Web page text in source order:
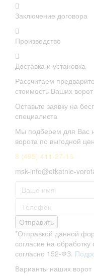
Заключение договора
Производство
Доставка и установка
Рассчитаем
стоимость Ваших
Оставьте заявку на
специалиста
Мы подберем для Вас
ворота по выгодной
8 (495) 411-27-16
msk-info@otkatnie-
Отправить
*Отправкой данной
согласие на
согласно 152-ФЗ.
Варианты наших ворот